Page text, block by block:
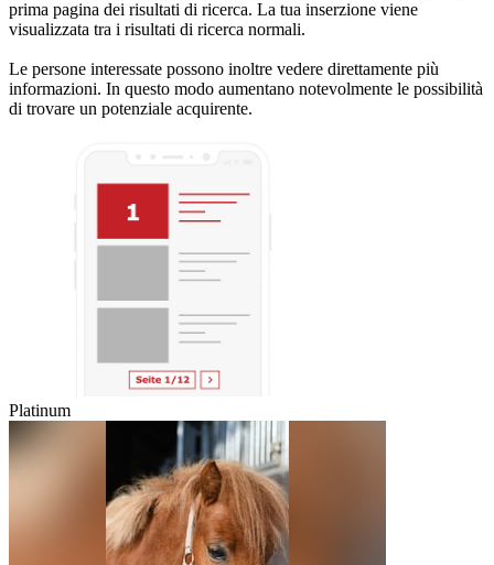
prima pagina dei risultati di ricerca. La tua inserzione viene
visualizzata tra i risultati di ricerca normali.
Le persone interessate possono inoltre vedere direttamente più
informazioni. In questo modo aumentano notevolmente le possibilità
di trovare un potenziale acquirente.
Platinum